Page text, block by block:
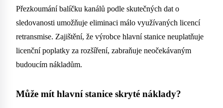
Přezkoumání balíčku kanálů podle skutečných dat o
sledovanosti umožňuje eliminaci málo využívaných licencí
retransmise. Zajištění, že výrobce hlavní stanice neuplatňuje
licenční poplatky za rozšíření, zabraňuje neočekávaným
budoucím nákladům.
Může mít hlavní stanice skryté náklady?